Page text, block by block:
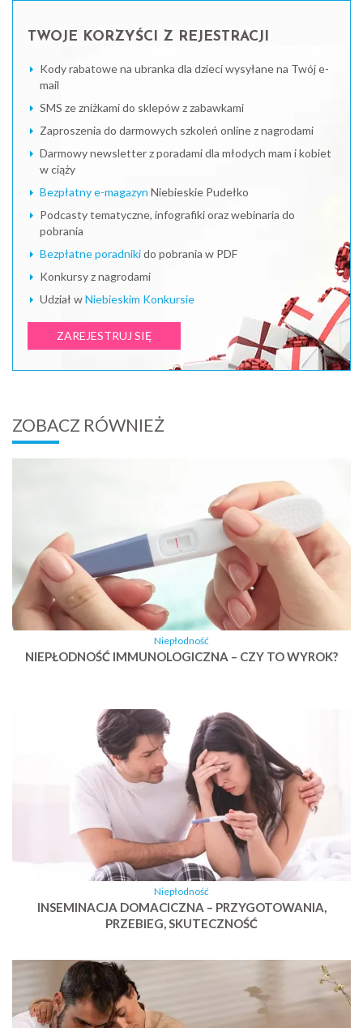
TWOJE KORZYŚCI Z REJESTRACJI
Kody rabatowe na ubranka dla dzieci wysyłane na Twój e-
mail
SMS ze zniżkami do sklepów z zabawkami
Zaproszenia do darmowych szkoleń online z nagrodami
Darmowy newsletter z poradami dla młodych mam i kobiet
w ciąży
Bezpłatny e-magazyn Niebieskie Pudełko
Podcasty tematyczne, infografiki oraz webinaria do
pobrania
Bezpłatne poradnikido pobrania w PDF
Konkursy z nagrodami
Udział wNiebieskim Konkursie
ZAREJESTRUJ SIĘ
ZOBACZ RÓWNIEŻ
Niepłodność
NIEPŁODNOŚĆ IMMUNOLOGICZNA – CZY TO WYROK?
Niepłodność
INSEMINACJA DOMACICZNA – PRZYGOTOWANIA,
PRZEBIEG, SKUTECZNOŚĆ